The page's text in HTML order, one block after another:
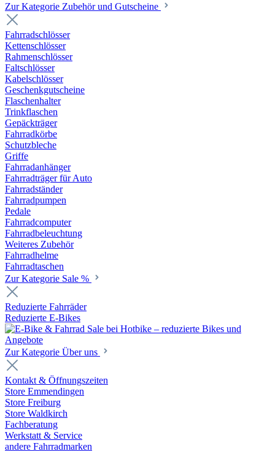
Zur Kategorie Zubehör und Gutscheine
Fahrradschlösser
Kettenschlösser
Rahmenschlösser
Faltschlösser
Kabelschlösser
Geschenkgutscheine
Flaschenhalter
Trinkflaschen
Gepäckträger
Fahrradkörbe
Schutzbleche
Griffe
Fahrradanhänger
Fahrradträger für Auto
Fahrradständer
Fahrradpumpen
Pedale
Fahrradcomputer
Fahrradbeleuchtung
Weiteres Zubehör
Fahrradhelme
Fahrradtaschen
Zur Kategorie Sale %
Reduzierte Fahrräder
Reduzierte E-Bikes
Zur Kategorie Über uns
Kontakt & Öffnungszeiten
Store Emmendingen
Store Freiburg
Store Waldkirch
Fachberatung
Werkstatt & Service
andere Fahrradmarken